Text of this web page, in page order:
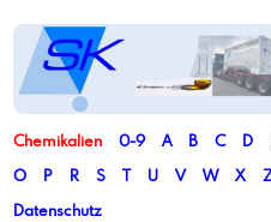
Chemikalien 0-9 A B C D
O
P R S T U V W X
Datenschutz